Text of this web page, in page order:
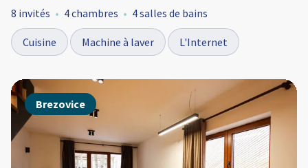
8 invités 4 chambres 4 salles de bains
Cuisine Machine à laver L'Internet
Brezovice